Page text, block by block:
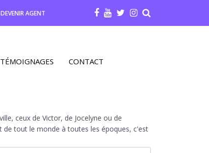
DEVENIR AGENT
TÉMOIGNAGES CONTACT
ceux de Victor, de Jocelyne ou de
de tout le monde à toutes les époques, c'est